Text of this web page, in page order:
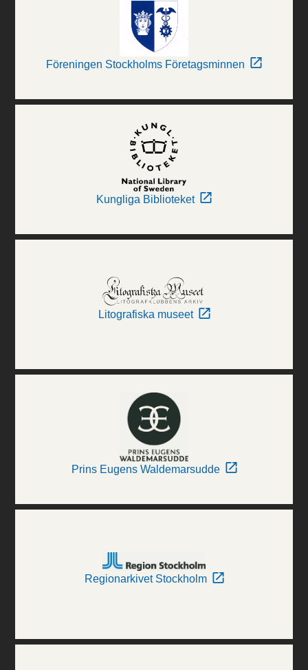
Föreningen Stockholms Företagsminnen
Kungliga Biblioteket
Litografiska museet
Prins Eugens Waldemarsudde
Regionarkivet Stockholm